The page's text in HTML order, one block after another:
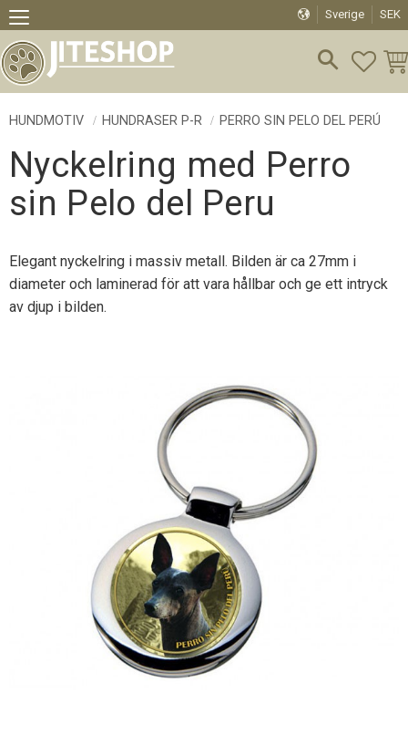
Meny
Sverige SEK
HUNDMOTIV HUNDRASER P-R PERRO SIN PELO DEL PERÚ
Nyckelring med Perro
sin Pelo del Peru
Elegant nyckelring i massiv metall. Bilden är ca 27mm i
diameter och laminerad för att vara hållbar och ge ett intryck
av djup i bilden.